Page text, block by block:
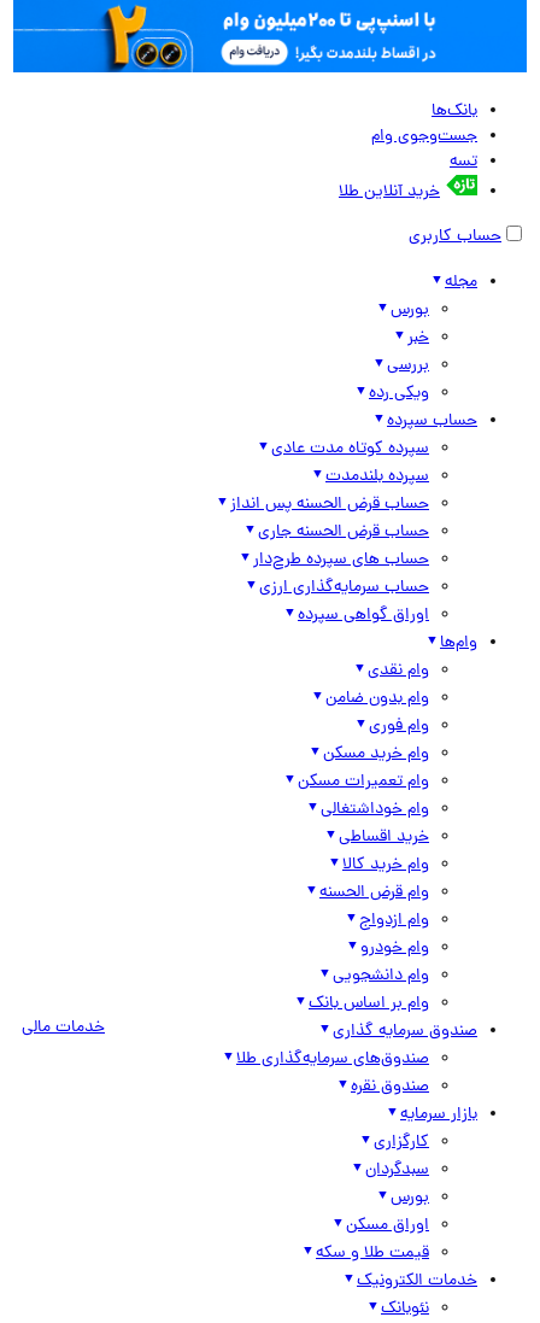
بانک‌ها
جست‌وجوی وام
تسه
خرید آنلاین طلا
حساب کاربری
مجله
بورس
خبر
بررسی
ویکی رده
حساب سپرده
سپرده کوتاه مدت عادی
سپرده بلندمدت
حساب قرض الحسنه پس انداز
حساب قرض الحسنه جاری
حساب های سپرده طرح‌دار
حساب سرمایه‌گذاری ارزی
اوراق گواهی سپرده
وام‌ها
وام نقدی
وام بدون ضامن
وام فوری
وام خرید مسکن
وام تعمیرات مسکن
وام خوداشتغالی
خرید اقساطی
وام خرید کالا
وام قرض الحسنه
وام ازدواج
وام خودرو
وام دانشجویی
وام بر اساس بانک
صندوق سرمایه گذاری
صندوق‌های سرمایه‌گذاری طلا
صندوق نقره
بازار سرمایه
کارگزاری
سبدگردان
بورس
اوراق مسکن
قیمت طلا و سکه
خدمات الکترونیک
نئوبانک
خدمات مالی